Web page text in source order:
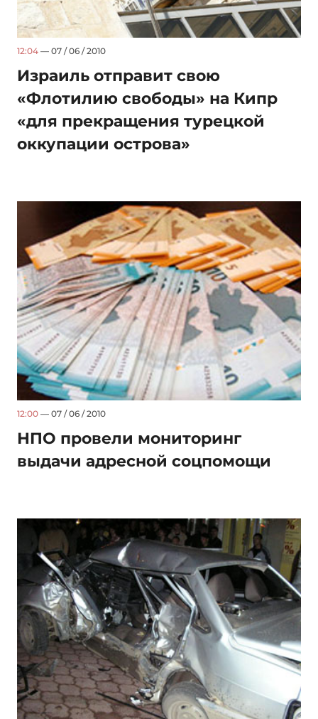
12:04 — 07 / 06 / 2010
Израиль отправит свою
«Флотилию свободы» на Кипр
«для прекращения турецкой
оккупации острова»
12:00 — 07 / 06 / 2010
НПО провели мониторинг
выдачи адресной соцпомощи